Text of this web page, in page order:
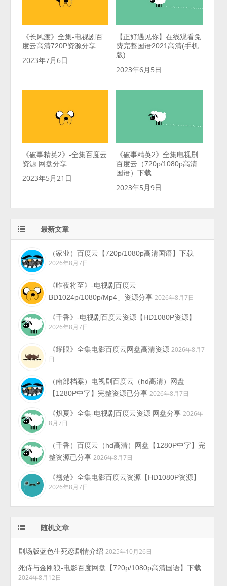
《长风渡》全集-电视剧百
度云高清720P资源分享
2023年7月6日
【正好遇见你】在线观看免
费完整国语2021高清(手机
版)
2023年6月5日
《破事精英2》-全集百度云
资源 网盘分享
2023年5月21日
《破事精英2》全集电视剧
百度云（720p/1080p高清
国语）下载
2023年5月9日
最新文章
（家业）百度云【720p/1080p高清国语】下载
2026年8月7日
《昨夜将至》-电视剧百度云
BD1024p/1080p/Mp4」资源分享 2026年8月7日
《千香》-电视剧百度云资源【HD1080P资源】
2026年8月7日
《耀眼》全集电影百度云网盘高清资源 2026年8月7
日
（南部档案）电视剧百度云（hd高清）网盘
【1280P中字】完整资源已分享 2026年8月7日
《炽夏》全集-电视剧百度云资源 网盘分享 2026年
8月7日
（千香）百度云（hd高清）网盘【1280P中字】完
整资源已分享 2026年8月7日
《翘楚》全集电影百度云资源【HD1080P资源】
2026年8月7日
随机文章
剧场版蓝色生死恋剧情介绍 2025年10月26日
死侍与金刚狼-电影百度网盘【720p/1080p高清国语】下载
2024年8月12日